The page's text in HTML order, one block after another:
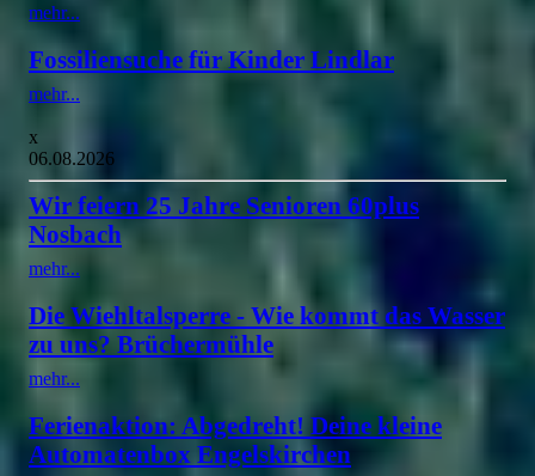
mehr...
Fossiliensuche für Kinder Lindlar
mehr...
x
06.08.2026
Wir feiern 25 Jahre Senioren 60plus
Nosbach
mehr...
Die Wiehltalsperre - Wie kommt das Wasser
zu uns? Brüchermühle
mehr...
Ferienaktion: Abgedreht! Deine kleine
Automatenbox Engelskirchen